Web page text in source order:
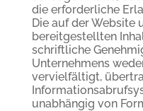
die erforderliche
Die auf der Website
bereitgestellten
schriftliche
Unternehmens
vervielfältigt,
unabhängig von